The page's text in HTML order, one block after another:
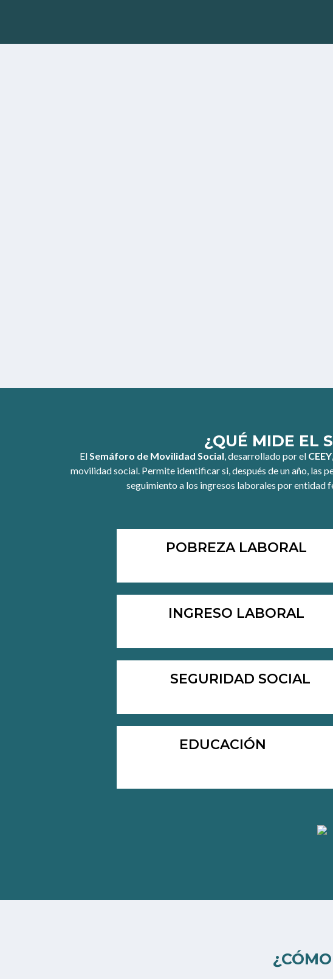
¿QUÉ MIDE EL
ElSemáforo de Movilidad Social, desarrollado por el CEEY
movilidad social. Permite identificar si, después de un año, las
seguimiento a los ingresos laborales por entidad
POBREZA LABORAL
INGRESO LABORAL
SEGURIDAD SOCIAL
EDUCACIÓN